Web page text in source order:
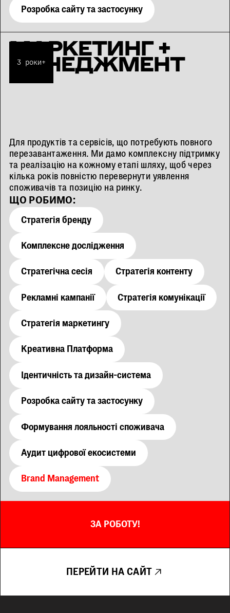
Розробка сайту та застосунку
МАРКЕТИНГ +
МЕНЕДЖМЕНТ
Для продуктів та сервісів, що потребують повного
перезавантаження. Ми дамо комплексну підтримку
та реалізацію на кожному етапі шляху, щоб через
кілька років повністю перевернути уявлення
споживачів та позицію на ринку.
ЩО РОБИМО:
Стратегічна сесія
Комплексне дослідження
Стратегія бренду
Стратегія маркетингу
Стратегія комунікації
Стратегія контенту
Ідентичність та дизайн-система
Креативна Платформа
Рекламні кампанії
Розробка сайту та застосунку
Формування лояльності споживача
Аудит цифрової екосистеми
Brand Management
3 роки+
ЗА РОБОТУ!
ПЕРЕЙТИ НА САЙТ